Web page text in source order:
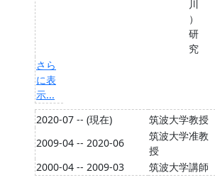
川
）
研
究
さら
に表
示...
2020-07 -- (現在)
筑波大学教授
2009-04 -- 2020-06
筑波大学准教
授
2000-04 -- 2009-03
筑波大学講師